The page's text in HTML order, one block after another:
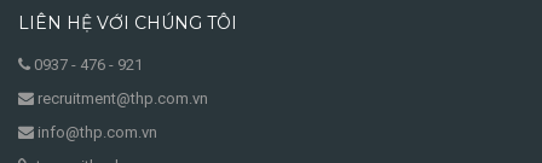
LIÊN HỆ VỚI CHÚNG TÔI
0937 - 476 - 921
recruitment@thp.com.vn
info@thp.com.vn